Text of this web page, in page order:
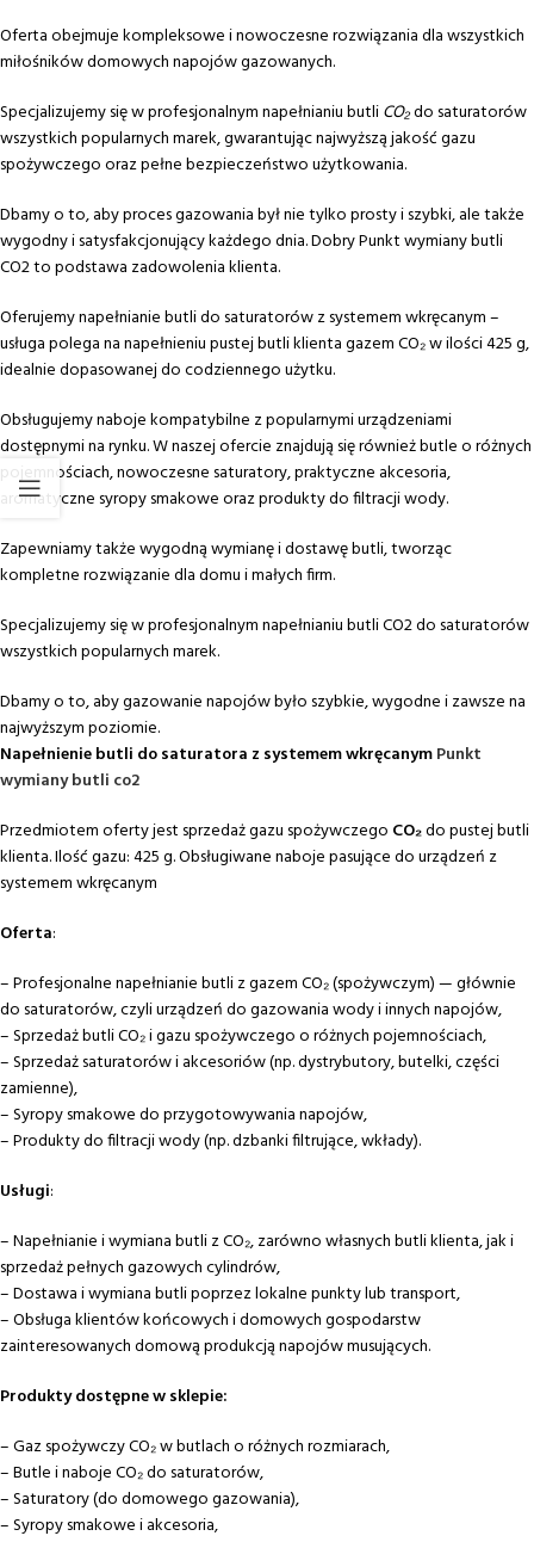
Oferta obejmuje kompleksowe i nowoczesne rozwiązania dla wszystkich
miłośników domowych napojów gazowanych.
Specjalizujemy się w profesjonalnym napełnianiu butliCO₂do saturatorów
wszystkich popularnych marek, gwarantując najwyższą jakość gazu
spożywczego oraz pełne bezpieczeństwo użytkowania.
Dbamy o to, aby proces gazowania był nie tylko prosty i szybki, ale także
wygodny i satysfakcjonujący każdego dnia. Dobry Punkt wymiany butli
CO2 to podstawa zadowolenia klienta.
Oferujemy napełnianie butli do saturatorów z systemem wkręcanym –
usługa polega na napełnieniu pustej butli klienta gazem CO₂ w ilości 425 g,
idealnie dopasowanej do codziennego użytku.
Obsługujemy naboje kompatybilne z popularnymi urządzeniami
dostępnymi na rynku. W naszej ofercie znajdują się również butle o różnych
pojemnościach, nowoczesne saturatory, praktyczne akcesoria,
aromatyczne syropy smakowe oraz produkty do filtracji wody.
Zapewniamy także wygodną wymianę i dostawę butli, tworząc
kompletne rozwiązanie dla domu i małych firm.
Specjalizujemy się w profesjonalnym napełnianiu butli CO2 do saturatorów
wszystkich popularnych marek.
Dbamy o to, aby gazowanie napojów było szybkie, wygodne i zawsze na
najwyższym poziomie.
Napełnienie butli do saturatora z systemem wkręcanymPunkt
wymiany butli co2
Przedmiotem oferty jest sprzedaż gazu spożywczego CO₂do pustej butli
klienta. Ilość gazu: 425 g. Obsługiwane naboje pasujące do urządzeń z
systemem wkręcanym
Oferta:
– Profesjonalne napełnianie butli z gazem CO₂ (spożywczym) — głównie
do saturatorów, czyli urządzeń do gazowania wody i innych napojów,
– Sprzedaż butli CO₂ i gazu spożywczego o różnych pojemnościach,
– Sprzedaż saturatorów i akcesoriów (np. dystrybutory, butelki, części
zamienne),
– Syropy smakowe do przygotowywania napojów,
– Produkty do filtracji wody (np. dzbanki filtrujące, wkłady).
Usługi:
– Napełnianie i wymiana butli z CO₂, zarówno własnych butli klienta, jak i
sprzedaż pełnych gazowych cylindrów,
– Dostawa i wymiana butli poprzez lokalne punkty lub transport,
– Obsługa klientów końcowych i domowych gospodarstw
zainteresowanych domową produkcją napojów musujących.
Produkty dostępne w sklepie:
– Gaz spożywczy CO₂ w butlach o różnych rozmiarach,
– Butle i naboje CO₂ do saturatorów,
– Saturatory (do domowego gazowania),
– Syropy smakowe i akcesoria,